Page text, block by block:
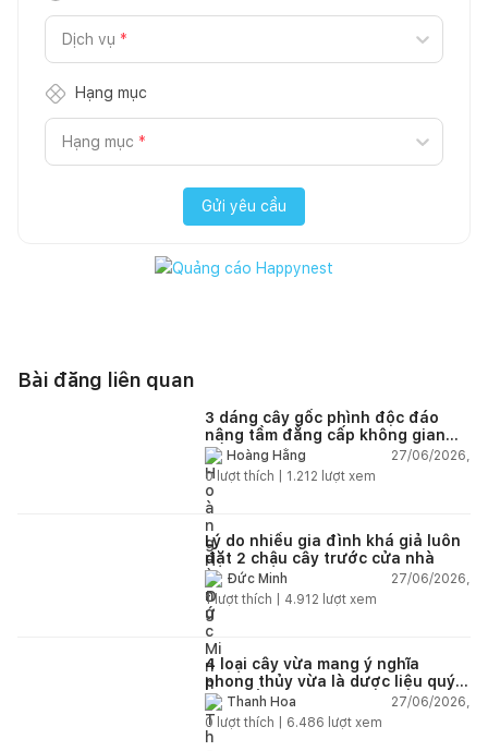
Dịch vụ *
Hạng mục
Hạng mục *
Gửi yêu cầu
Bài đăng liên quan
3 dáng cây gốc phình độc đáo
nâng tầm đẳng cấp không gian
sốngHoàng Hằng
27/06/2026,
0lượt thích | 1.212 lượt xem
Lý do nhiều gia đình khá giả luôn
đặt 2 chậu cây trước cửa nhà
Đức Minh
27/06/2026,
1lượt thích | 4.912 lượt xem
4 loại cây vừa mang ý nghĩa
phong thủy vừa là dược liệu quý
nên trồng trong nhà
Thanh Hoa
27/06/2026,
0 lượt thích | 6.486 lượt xem